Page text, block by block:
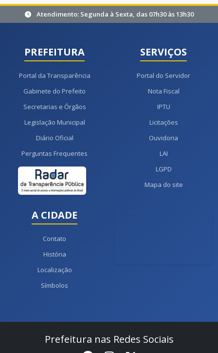
Atendimento: Segunda à Sexta, das 07h30 às 13h30
PREFEITURA
Portal da Transparência
Gabinete do Prefeito
Secretarias e Órgãos
Legislação Municipal
Diário Oficial
Perguntas Frequentes
SERVIÇOS
Portal do Servidor
Nota Fiscal
IPTU
Licitações
Ouvidoria
LAI
LGPD
Mapa do site
A CIDADE
Contato
História
Localização
Símbolos
Prefeitura nas Redes Sociais